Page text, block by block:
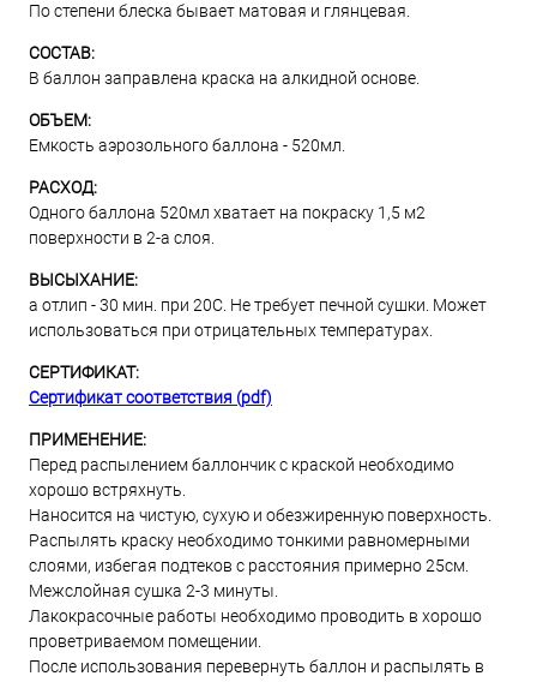
По степени блеска бывает матовая и глянцевая.
СОСТАВ:
В баллон заправлена краска на алкидной основе.
ОБЪЕМ:
Емкость аэрозольного баллона - 520мл.
РАСХОД:
Одного баллона 520мл хватает на покраску 1,5 м2
поверхности в 2-а слоя.
ВЫСЫХАНИЕ:
а отлип - 30 мин. при 20С. Не требует печной сушки. Может
использоваться при отрицательных температурах.
СЕРТИФИКАТ:
Сертификат соответствия (pdf)
ПРИМЕНЕНИЕ:
Перед распылением баллончик с краской необходимо
хорошо встряхнуть.
Наносится на чистую, сухую и обезжиренную поверхность.
Распылять краску необходимо тонкими равномерными
слоями, избегая подтеков с расстояния примерно 25см.
Межслойная сушка 2-3 минуты.
Лакокрасочные работы необходимо проводить в хорошо
проветриваемом помещении.
После использования перевернуть баллон и распылять в